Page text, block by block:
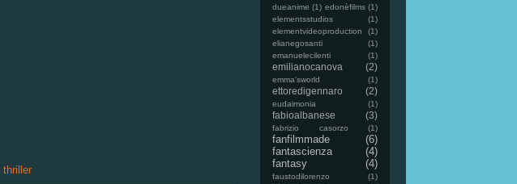
thriller
dueanime (1) edonèfilms (1)
elementsstudios
(1)
elementvideoproduction
(1)
elianegosanti
(1)
emanuelecilenti
(1)
emilianocanova (2)
emma'sworld (1)
ettoredigennaro (2)
eudaimonia (1)
fabioalbanese (3)
fabrizio casorzo (1)
fanfilmmade
(6)
fantascienza
(4)
fantasy
(4)
faustodilorenzo
(1)